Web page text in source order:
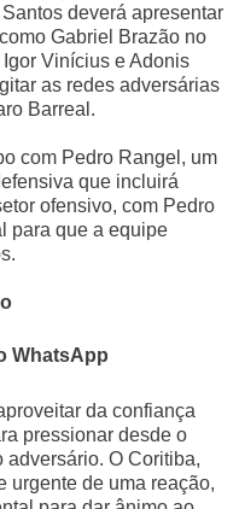
deverá apresentar
Gabriel Brazão no
Vinícius e Adonis
as redes adversárias
Barreal.
com Pedro Rangel, um
que incluirá
ofensivo, com Pedro
para que a equipe
WhatsApp
da confiança
pressionar desde o
adversário. O Coritiba,
urgente de uma reação,